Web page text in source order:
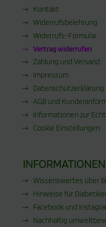
Kontakt
Widerrufsbelehrung
Widerrufs-Formular
Vertrag widerrufen
Zahlung und Versand
Impressum
Datenschutzerklärung
AGB und
Informationen zur
Cookie Einstellungen
INFORMATIONEN
Wissenswertes über
Hinweise für
Facebook und
Nachhaltig